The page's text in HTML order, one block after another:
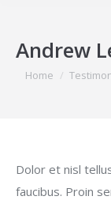
Andrew
You are here:
Home
Dolor et nisl
faucibus. Proin